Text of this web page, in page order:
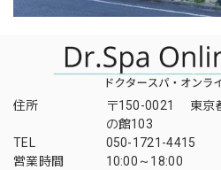
住所
〒150-0021 東京
の館103
TEL
050-1721-4415
営業時間
10:00～18:00